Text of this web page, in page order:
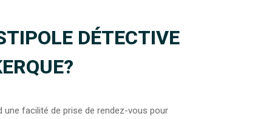
DÉTECTIVE
une facilité de prise de rendez-vous pour